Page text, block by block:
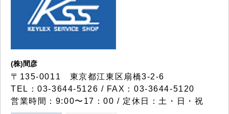
(株)間彦
〒135-0011 東京都江東区扇橋3-2-6
TEL：03-3644-5126 / FAX：03-3644-5120
営業時間：9:00〜17：00 / 定休日：土・日・祝